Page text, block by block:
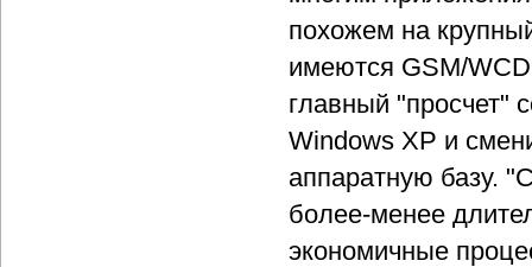
похожем на
имеются GSM/
главный "просчет"
Windows XP и
аппаратную базу.
более-менее
экономичные